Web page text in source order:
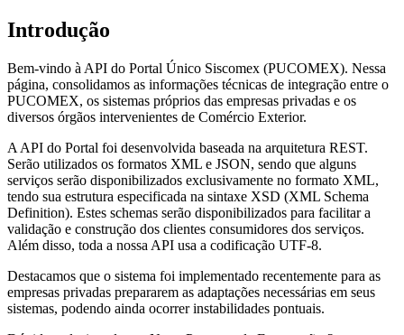
Introdução
Bem-vindo à API do Portal Único Siscomex (PUCOMEX). Nessa
página, consolidamos as informações técnicas de integração entre o
PUCOMEX, os sistemas próprios das empresas privadas e os
diversos órgãos intervenientes de Comércio Exterior.
A API do Portal foi desenvolvida baseada na arquitetura REST.
Serão utilizados os formatos XML e JSON, sendo que alguns
serviços serão disponibilizados exclusivamente no formato XML,
tendo sua estrutura especificada na sintaxe XSD (XML Schema
Definition). Estes schemas serão disponibilizados para facilitar a
validação e construção dos clientes consumidores dos serviços.
Além disso, toda a nossa API usa a codificação UTF-8.
Destacamos que o sistema foi implementado recentemente para as
empresas privadas prepararem as adaptações necessárias em seus
sistemas, podendo ainda ocorrer instabilidades pontuais.